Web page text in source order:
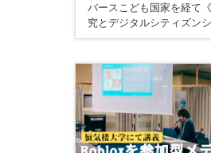
バースこども国家を経て
究とデジタルシティズンシ